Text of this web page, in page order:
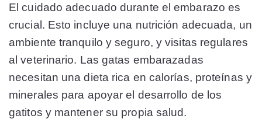
El cuidado adecuado durante el embarazo es
crucial. Esto incluye una nutrición adecuada, un
ambiente tranquilo y seguro, y visitas regulares
al veterinario. Las gatas embarazadas
necesitan una dieta rica en calorías, proteínas y
minerales para apoyar el desarrollo de los
gatitos y mantener su propia salud.